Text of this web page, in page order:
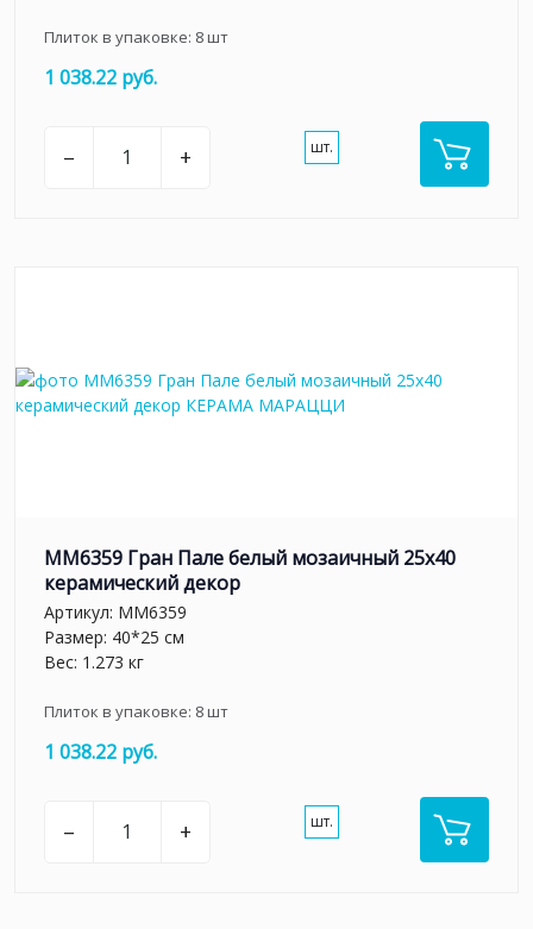
Плиток в упаковке: 8шт
1 038.22 руб.
– + шт.
MM6359 Гран Пале белый мозаичный 25x40
керамический декор
Артикул: MM6359
Размер: 40*25 см
Вес: 1.273 кг
Плиток в упаковке: 8шт
1 038.22 руб.
– + шт.